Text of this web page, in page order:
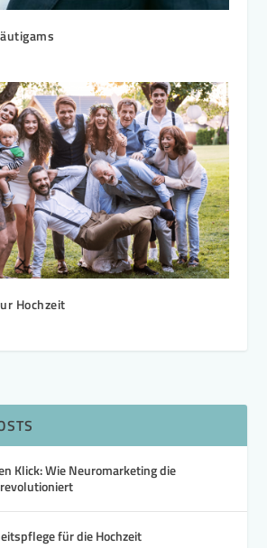
Hochzeit
Klick: Wie Neuromarketing die
für die Hochzeit